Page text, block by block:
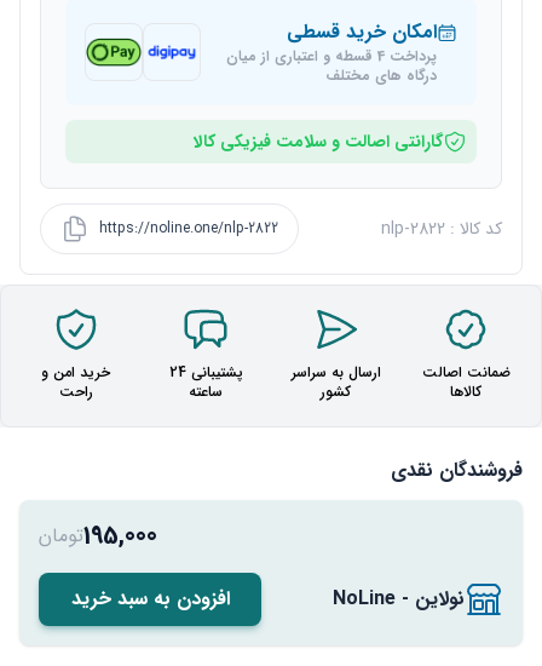
امکان خرید قسطی
پرداخت 4 قسطه و اعتباری از میان
درگاه های مختلف
گارانتی اصالت و سلامت فیزیکی کالا
کد کالا : nlp-2822 https://noline.one/nlp-2822
ضمانت اصالت
کالاها
ارسال به سراسر
کشور
پشتیبانی 24
ساعته
خرید امن و
راحت
فروشندگان نقدی
نولاین - NoLine
195,000تومان
افزودن به سبد خرید